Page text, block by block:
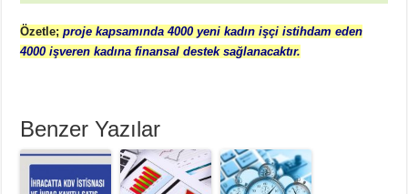
Özetle; proje kapsamında 4000 yeni kadın işçi istihdam eden
4000 işveren kadına finansal destek sağlanacaktır.
Benzer Yazılar